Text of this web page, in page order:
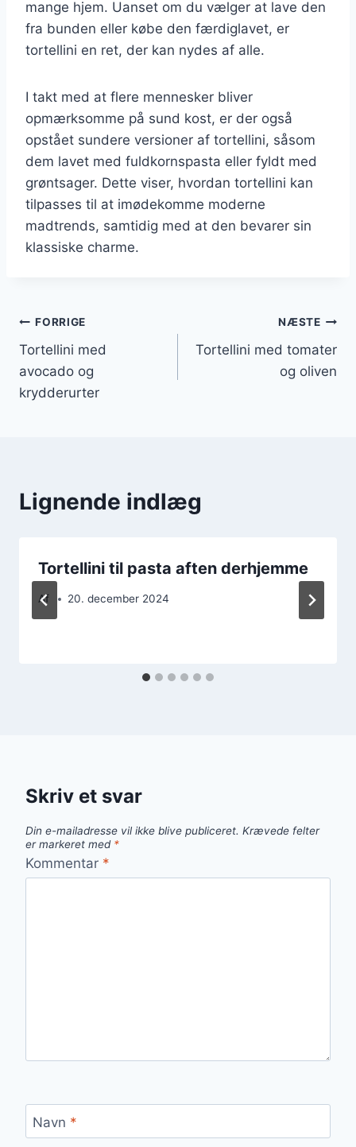
mange hjem. Uanset om du vælger at lave den
fra bunden eller købe den færdiglavet, er
tortellini en ret, der kan nydes af alle.
I takt med at flere mennesker bliver
opmærksomme på sund kost, er der også
opstået sundere versioner af tortellini, såsom
dem lavet med fuldkornspasta eller fyldt med
grøntsager. Dette viser, hvordan tortellini kan
tilpasses til at imødekomme moderne
madtrends, samtidig med at den bevarer sin
klassiske charme.
Indlægsnavigation
FORRIGE
Tortellini med
avocado og
krydderurter
NÆSTE
Tortellini med tomater
og oliven
Lignende indlæg
Tortellini til pasta aften derhjemme
Af 20. december 2024
Skriv et svar
Din e-mailadresse vil ikke blive publiceret. Krævede felter
er markeret med *
Kommentar *
Navn *